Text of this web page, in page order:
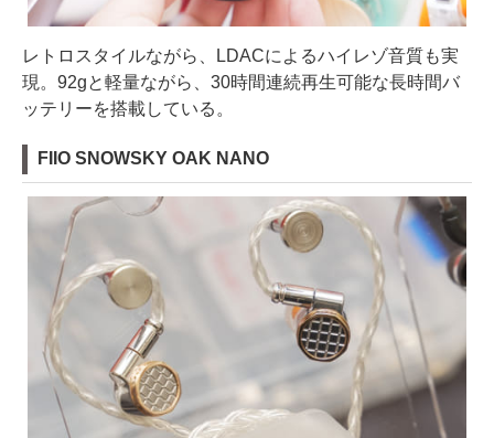
レトロスタイルながら、LDACによるハイレゾ音質も実
現。92gと軽量ながら、30時間連続再生可能な長時間バ
ッテリーを搭載している。
FIIO SNOWSKY OAK NANO